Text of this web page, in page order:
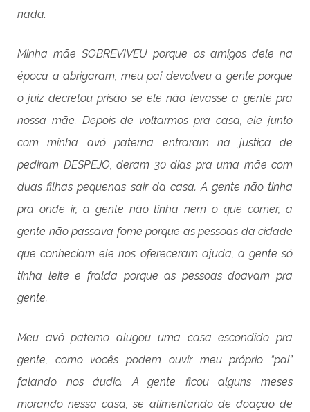
nada.
Minha mãe SOBREVIVEU porque os amigos dele na
época a abrigaram, meu pai devolveu a gente porque
o juiz decretou prisão se ele não levasse a gente pra
nossa mãe. Depois de voltarmos pra casa, ele junto
com minha avó paterna entraram na justiça de
pediram DESPEJO, deram 30 dias pra uma mãe com
duas filhas pequenas sair da casa. A gente não tinha
pra onde ir, a gente não tinha nem o que comer, a
gente não passava fome porque as pessoas da cidade
que conheciam ele nos ofereceram ajuda, a gente só
tinha leite e fralda porque as pessoas doavam pra
gente.
Meu avô paterno alugou uma casa escondido pra
gente, como vocês podem ouvir meu próprio “pai”
falando nos áudio. A gente ficou alguns meses
morando nessa casa, se alimentando de doação de